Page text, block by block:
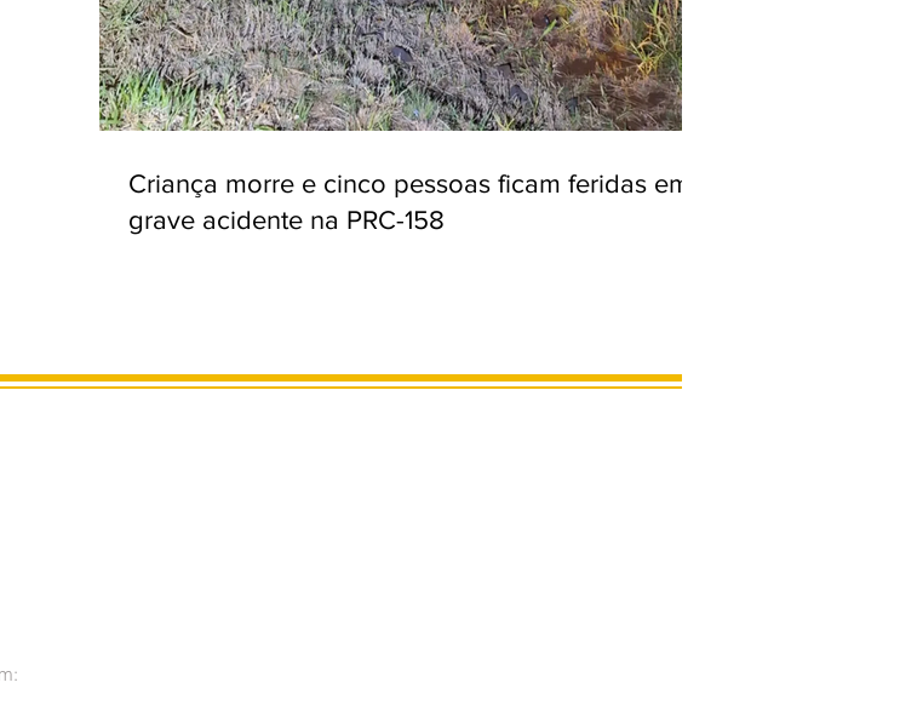
Criança morre e cinco pessoas ficam feridas em
grave acidente na PRC-158